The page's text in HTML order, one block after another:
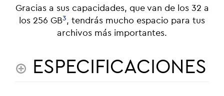
Gracias a sus capacidades, que van de los 32 a
los 256 GB3, tendrás mucho espacio para tus
archivos más importantes.
ESPECIFICACIONES